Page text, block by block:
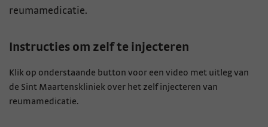
reumamedicatie.
Instructies om zelf te injecteren
Klik op onderstaande button voor een video met uitleg van
de Sint Maartenskliniek over het zelf injecteren van
reumamedicatie.